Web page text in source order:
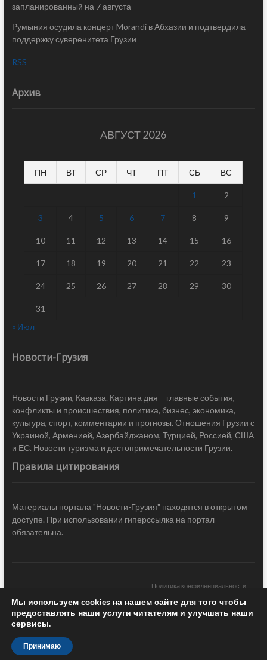
запланированный на 7 августа
Румыния осудила концерт Morandi в Абхазии и подтвердила
поддержку суверенитета Грузии
RSS
Архив
АВГУСТ 2026
ПН ВТ СР ЧТ ПТ СБ ВС
1 2
3 4 5 6 7 8 9
10 11 12 13 14 15 16
17 18 19 20 21 22 23
24 25 26 27 28 29 30
31
« Июл
Новости-Грузия
Новости Грузии, Кавказа. Картина дня – главные события,
конфликты и происшествия, политика, бизнес, экономика,
культура, спорт, комментарии и прогнозы. Отношения Грузии с
Украиной, Арменией, Азербайджаном, Турцией, Россией, США
и ЕС. Новости туризма и достопримечательности Грузии.
Правила цитирования
Материалы портала "Новости-Грузия" находятся в открытом
доступе. При использовании гиперссылка на портал
обязательна.
Политика конфиденциальности
Новости Грузии| Black Sea Press LTD © 2020 All Rights Reserved /
Design & development —
Мы используем cookies на нашем сайте для того чтобы
предоставлять наши услуги читателям и улучшать наши
сервисы.
Принимаю